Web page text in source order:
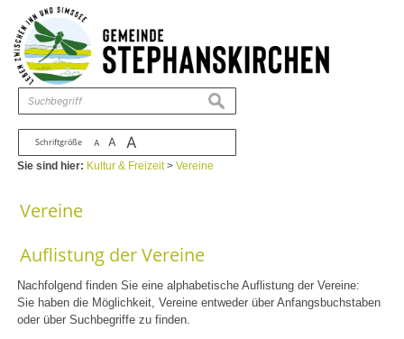
Zum Inhalt ,zur Navigation
Schriftgröße A A A
suchen
Sie sind hier: Kultur & Freizeit>Vereine
Vereine
Auflistung der Vereine
Nachfolgend finden Sie eine alphabetische Auflistung der Vereine:
Sie haben die Möglichkeit, Vereine entweder über Anfangsbuchstaben
oder über Suchbegriffe zu finden.